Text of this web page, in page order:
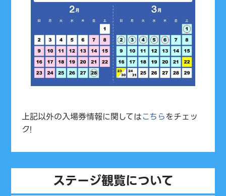
上記以外の入場券情報に関してはこちらをチェッ
ク!
ステージ観覧について